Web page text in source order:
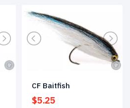
CF Baitfish
$5.25